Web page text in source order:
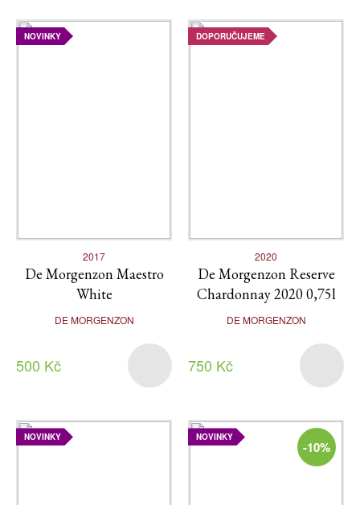
NOVINKY
2017
De Morgenzon Maestro
White
DE MORGENZON
500 Kč
DOPORUČUJEME
2020
De Morgenzon Reserve
Chardonnay 2020 0,75l
DE MORGENZON
750 Kč
NOVINKY NOVINKY
-10%